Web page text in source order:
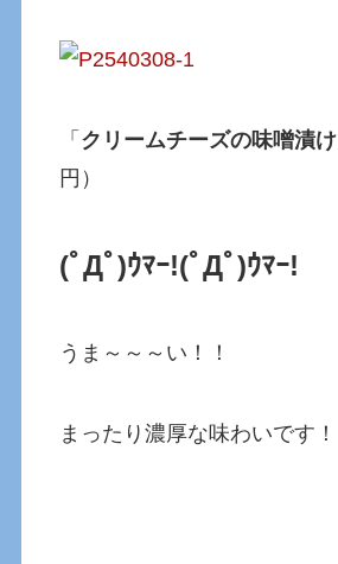
「 クリームチーズの味噌漬け
円）
(ﾟДﾟ)ｳﾏｰ!(ﾟДﾟ)ｳﾏｰ!
うま～～～い！！
まったり濃厚な味わいです！